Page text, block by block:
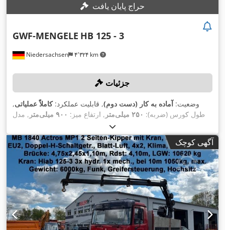
حراج پایان یافت
Niedersachsen ۴٬۳۲۴ km
GWF-MENGELE HB 125 - 3
جزئیات
وضعیت:آماده به کار (دست دوم), قابلیت عملکرد:کاملاً عملیاتی,
طول کورس (ضربه): ۲۵۰ میلی‌متر , ارتفاع میز: ۹۰۰ میلی‌متر
, مدل
Cybelec CypTouch 12 - 3 Achsen
۱۲۵ t
, طول کارکرد:۳٬۵۵۰ میلی‌متر ,
آگهی کوچک